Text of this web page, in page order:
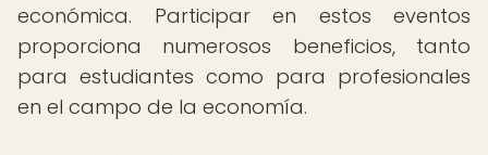
económica. Participar en estos eventos
proporciona numerosos beneficios, tanto
para estudiantes como para profesionales
en el campo de la economía.